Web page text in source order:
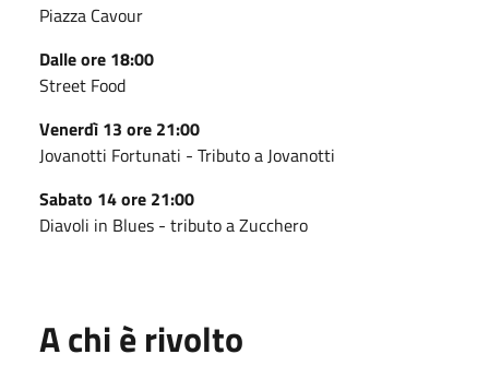
Piazza Cavour
Dalle ore 18:00
Street Food
Venerdì 13 ore 21:00
Jovanotti Fortunati - Tributo a Jovanotti
Sabato 14 ore 21:00
Diavoli in Blues - tributo a Zucchero
A chi è rivolto